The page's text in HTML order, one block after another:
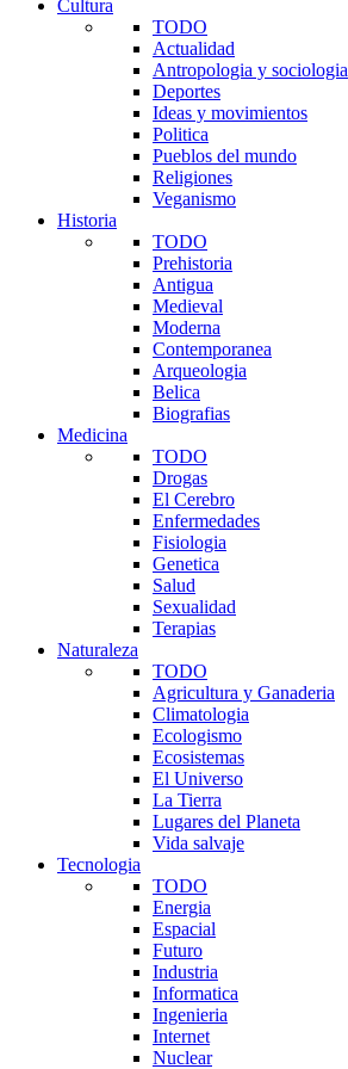
Cultura
TODO
Actualidad
Antropologia y sociologia
Deportes
Ideas y movimientos
Politica
Pueblos del mundo
Religiones
Veganismo
Historia
TODO
Prehistoria
Antigua
Medieval
Moderna
Contemporanea
Arqueologia
Belica
Biografias
Medicina
TODO
Drogas
El Cerebro
Enfermedades
Fisiologia
Genetica
Salud
Sexualidad
Terapias
Naturaleza
TODO
Agricultura y Ganaderia
Climatologia
Ecologismo
Ecosistemas
El Universo
La Tierra
Lugares del Planeta
Vida salvaje
Tecnologia
TODO
Energia
Espacial
Futuro
Industria
Informatica
Ingenieria
Internet
Nuclear